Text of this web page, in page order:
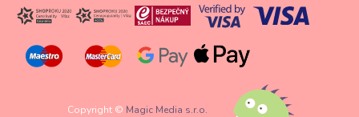
Copyright © Magic Media s.r.o.